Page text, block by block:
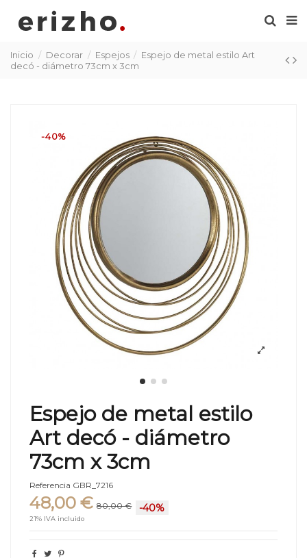
Inicio Decorar Espejos
Espejo de metal estilo Art
decó - diámetro 73cm x 3cm
-40%
Espejo de metal estilo
Art decó - diámetro
73cm x 3cm
Referencia GBR_7216
48,00 € 80,00 € -40%
21% IVA incluido